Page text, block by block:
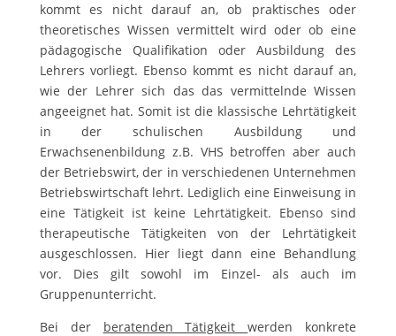
kommt es nicht darauf an, ob praktisches oder
theoretisches Wissen vermittelt wird oder ob eine
pädagogische Qualifikation oder Ausbildung des
Lehrers vorliegt. Ebenso kommt es nicht darauf an,
wie der Lehrer sich das das vermittelnde Wissen
angeeignet hat. Somit ist die klassische Lehrtätigkeit
in der schulischen Ausbildung und
Erwachsenenbildung z.B. VHS betroffen aber auch
der Betriebswirt, der in verschiedenen Unternehmen
Betriebswirtschaft lehrt. Lediglich eine Einweisung in
eine Tätigkeit ist keine Lehrtätigkeit. Ebenso sind
therapeutische Tätigkeiten von der Lehrtätigkeit
ausgeschlossen. Hier liegt dann eine Behandlung
vor. Dies gilt sowohl im Einzel- als auch im
Gruppenunterricht.
Bei der beratenden Tätigkeitwerden konkrete